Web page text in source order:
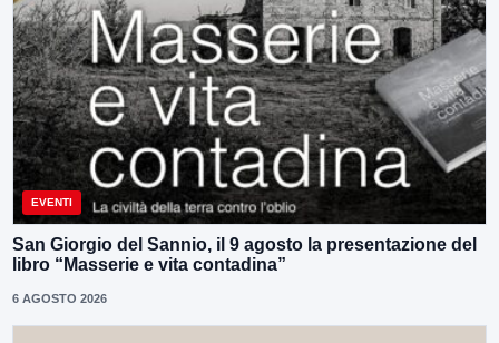
EVENTI
San Giorgio del Sannio, il 9 agosto la presentazione del
libro “Masserie e vita contadina”
6 AGOSTO 2026